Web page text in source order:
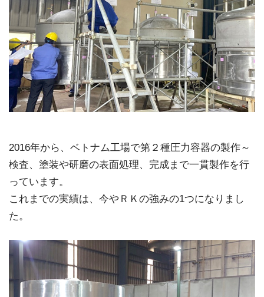
2016年から、ベトナム工場で第２種圧力容器の製作～
検査、塗装や研磨の表面処理、完成まで一貫製作を行
っています。
これまでの実績は、今やＲＫの強みの1つになりまし
た。